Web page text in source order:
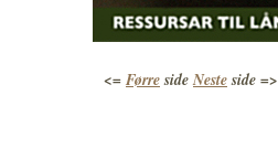
<= FørresideNesteside =>